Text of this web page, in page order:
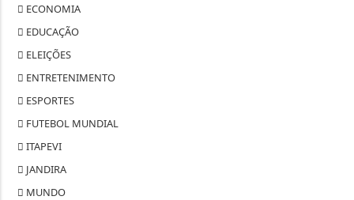
ECONOMIA
EDUCAÇÃO
ELEIÇÕES
ENTRETENIMENTO
ESPORTES
FUTEBOL MUNDIAL
ITAPEVI
JANDIRA
MUNDO